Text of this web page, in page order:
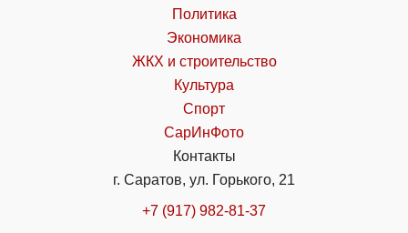
Политика
Экономика
ЖКХ и строительство
Культура
Спорт
СарИнФото
Контакты
г. Саратов, ул. Горького, 21
+7 (917) 982-81-37